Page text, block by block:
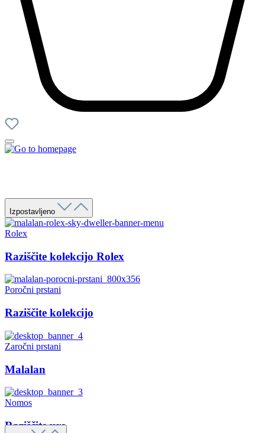
Izpostavljeno
Rolex
Raziščite kolekcijo Rolex
Poročni prstani
Raziščite kolekcijo
Zaročni prstani
Malalan
Nomos
Raziščite ure